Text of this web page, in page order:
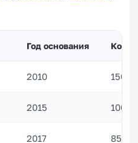
Год основания
2010 150
2015 100
2017 85